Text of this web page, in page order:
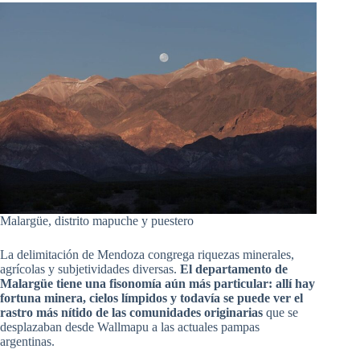
Malargüe, distrito mapuche y puestero
La delimitación de Mendoza congrega riquezas minerales,
agrícolas y subjetividades diversas. El departamento de
Malargüe tiene una fisonomía aún más particular: allí hay
fortuna minera, cielos límpidos y todavía se puede ver el
rastro más nítido de las comunidades originarias que se
desplazaban desde Wallmapu a las actuales pampas
argentinas.